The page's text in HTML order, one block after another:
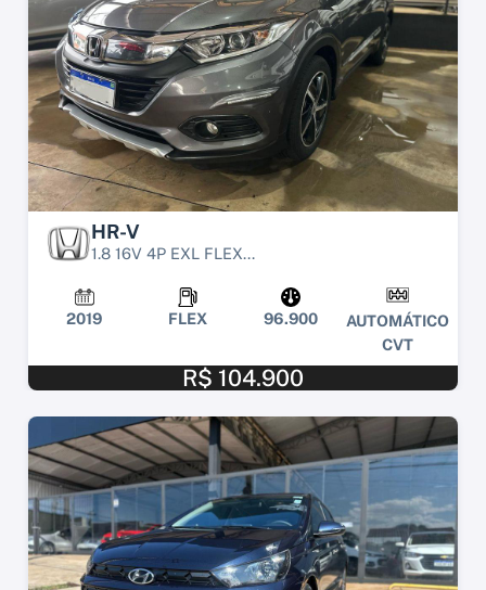
HR-V
1.8 16V 4P EXL FLEX...
2019 FLEX 96.900
AUTOMÁTICO
CVT
R$ 104.900